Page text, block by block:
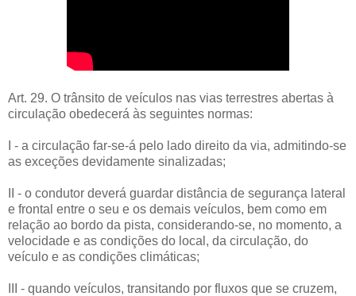
Art. 29. O trânsito de veículos nas vias terrestres abertas à
circulação obedecerá às seguintes normas:
I - a circulação far-se-á pelo lado direito da via, admitindo-se
as exceções devidamente sinalizadas;
II - o condutor deverá guardar distância de segurança lateral
e frontal entre o seu e os demais veículos, bem como em
relação ao bordo da pista, considerando-se, no momento, a
velocidade e as condições do local, da circulação, do
veículo e as condições climáticas;
III - quando veículos, transitando por fluxos que se cruzem,